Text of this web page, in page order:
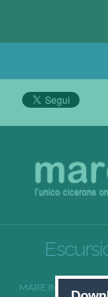
MARE IN ITALIA